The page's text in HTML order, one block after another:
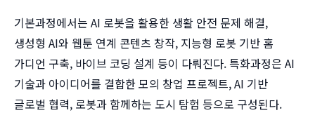
기본과정에서는 AI 로봇을 활용한 생활 안전 문제 해결,
생성형 AI와 웹툰 연계 콘텐츠 창작, 지능형 로봇 기반 홈
가디언 구축, 바이브 코딩 설계 등이 다뤄진다. 특화과정은 AI
기술과 아이디어를 결합한 모의 창업 프로젝트, AI 기반
글로벌 협력, 로봇과 함께하는 도시 탐험 등으로 구성된다.